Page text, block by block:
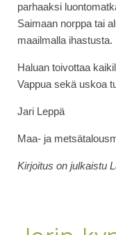
parhaaksi
Saimaan norppa tai
maailmalla ihastusta.
Haluan toivottaa
Vappua sekä uskoa
Jari Leppä
Maa- ja
Kirjoitus on julkaistu